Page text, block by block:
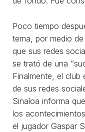
Poco tiempo
tema, por medio
que sus redes
se trató de una
Finalmente, el club
de sus redes
Sinaloa informa
los
el jugador Gaspar